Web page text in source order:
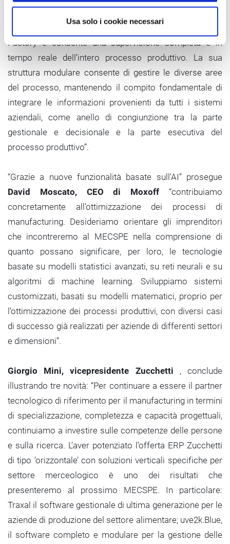
Usa solo i cookie necessari
Factory e consente una supervisione completa e in
tempo reale dell’intero processo produttivo. La sua
struttura modulare consente di gestire le diverse aree
del processo, mantenendo il compito fondamentale di
integrare le informazioni provenienti da tutti i sistemi
aziendali, come anello di congiunzione tra la parte
gestionale e decisionale e la parte esecutiva del
processo produttivo”.
“Grazie a nuove funzionalità basate sull’AI” prosegue
David Moscato, CEO di Moxoff “contribuiamo
concretamente all’ottimizzazione dei processi di
manufacturing. Desideriamo orientare gli imprenditori
che incontreremo al MECSPE nella comprensione di
quanto possano significare, per loro, le tecnologie
basate su modelli statistici avanzati, su reti neurali e su
algoritmi di machine learning. Sviluppiamo sistemi
customizzati, basati su modelli matematici, proprio per
l’ottimizzazione dei processi produttivi, con diversi casi
di successo già realizzati per aziende di differenti settori
e dimensioni”.
Giorgio Mini, vicepresidente Zucchetti , conclude
illustrando tre novità: “Per continuare a essere il partner
tecnologico di riferimento per il manufacturing in termini
di specializzazione, completezza e capacità progettuali,
continuiamo a investire sulle competenze delle persone
e sulla ricerca. L’aver potenziato l’offerta ERP Zucchetti
di tipo ‘orizzontale’ con soluzioni verticali specifiche per
settore merceologico è uno dei risultati che
presenteremo al prossimo MECSPE. In particolare:
Traxal il software gestionale di ultima generazione per le
aziende di produzione del settore alimentare; uve2k.Blue,
il software completo e modulare per la gestione delle